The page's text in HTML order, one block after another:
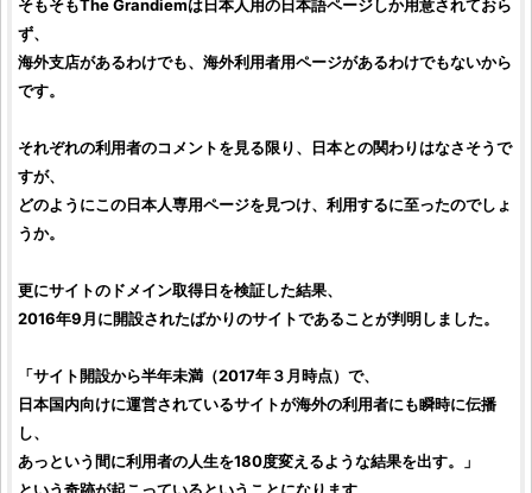
そもそもThe Grandiemは日本人用の日本語ページしか用意されておら
ず、
海外支店があるわけでも、海外利用者用ページがあるわけでもないから
です。
それぞれの利用者のコメントを見る限り、日本との関わりはなさそうで
すが、
どのようにこの日本人専用ページを見つけ、利用するに至ったのでしょ
うか。
更にサイトのドメイン取得日を検証した結果、
2016年9月に開設されたばかりのサイトであることが判明しました。
「サイト開設から半年未満（2017年３月時点）で、
日本国内向けに運営されているサイトが海外の利用者にも瞬時に伝播
し、
あっという間に利用者の人生を180度変えるような結果を出す。」